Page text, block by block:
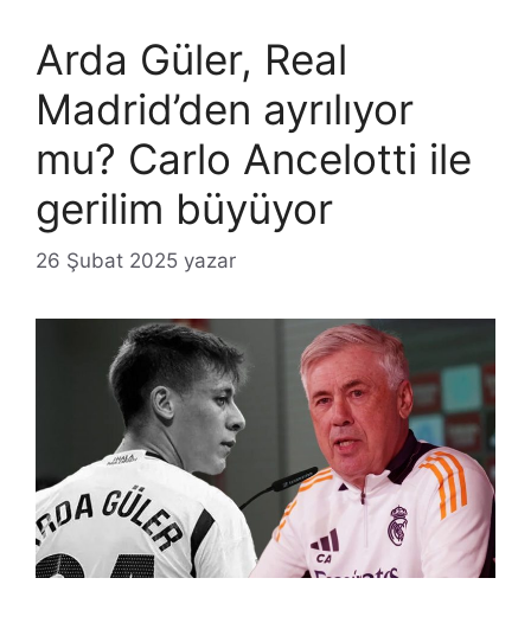
Arda Güler, Real
Madrid’den ayrılıyor
mu? Carlo Ancelotti ile
gerilim büyüyor
26 Şubat 2025 yazar